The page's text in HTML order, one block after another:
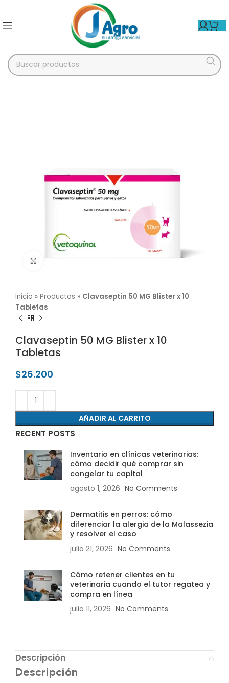
Click para agrandar
Inicio » Productos » Clavaseptin 50 MG Blister x 10
Tabletas
Clavaseptin 50 MG Blister x 10
Tabletas
$26.200
AÑADIR AL CARRITO
RECENT POSTS
Inventario en clínicas veterinarias:
cómo decidir qué comprar sin
congelar tu capital
agosto 1, 2026 No Comments
Dermatitis en perros: cómo
diferenciar la alergia de la Malassezia
y resolver el caso
julio 21, 2026 No Comments
Cómo retener clientes en tu
veterinaria cuando el tutor regatea y
compra en línea
julio 11, 2026 No Comments
Descripción
Descripción